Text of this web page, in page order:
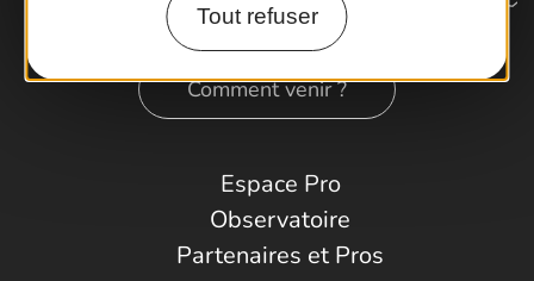
Tout refuser
Comment venir ?
Espace Pro
Observatoire
Partenaires et Pros